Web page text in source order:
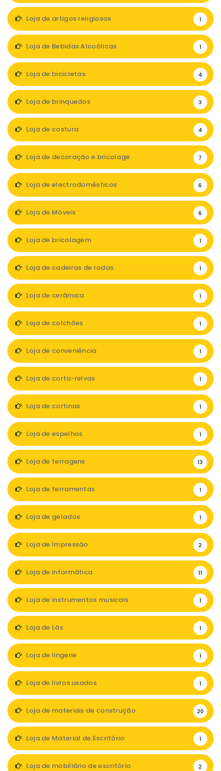
Loja de artigos religiosos 1
Loja de Bebidas Alcoólicas 1
Loja de bicicletas 4
Loja de brinquedos 3
Loja de costura 4
Loja de decoração e bricolage 7
Loja de electrodomésticos 6
Loja de Móveis 6
Loja de bricolagem 1
Loja de cadeiras de rodas 1
Loja de cerâmica 1
Loja de colchões 1
Loja de conveniência 1
Loja de corta-relvas 1
Loja de cortinas 1
Loja de espelhos 1
Loja de ferragens 13
Loja de ferramentas 1
Loja de gelados 1
Loja de Impressão 2
Loja de informática 11
Loja de instrumentos musicais 1
Loja de Lãs 1
Loja de lingerie 1
Loja de livros usados 1
Loja de materiais de construção 20
Loja de Material de Escritório 1
Loja de mobiliário de escritório 2